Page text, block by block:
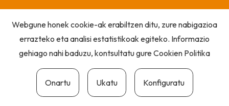
Webgune honek cookie-ak erabiltzen ditu, zure nabigazioa
errazteko eta analisi estatistikoak egiteko. Informazio
gehiago nahi baduzu, kontsultatu gureCookien Politika
Onartu Ukatu Konfiguratu